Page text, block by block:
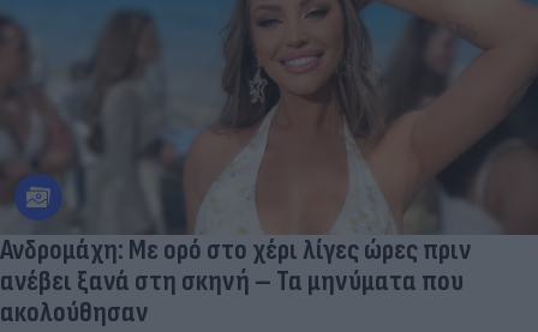
Ανδρομάχη: Με ορό στο χέρι λίγες ώρες πριν
ανέβει ξανά στη σκηνή – Τα μηνύματα που
ακολούθησαν